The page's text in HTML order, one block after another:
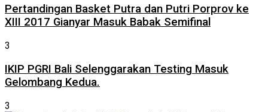
Pertandingan Basket Putra dan Putri Porprov ke
XIII 2017 Gianyar Masuk Babak Semifinal
3
IKIP PGRI Bali Selenggarakan Testing Masuk
Gelombang Kedua.
3